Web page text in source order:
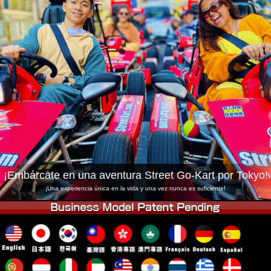
Empresa Reservas
Cambiar Tienda
Tokyo Shinagawa Tokyo Akihabara#1
Tokyo Akihabara#2 Tokyo Shibuya
Tokyo Shibuya Annex Tokyo Bay
Tokyo Asakusa Osaka
Okinawa
¡Embárcate en una aventura Street Go-Kart por Tokyo!
¡Una experiencia única en la vida y una vez nunca es suficiente!